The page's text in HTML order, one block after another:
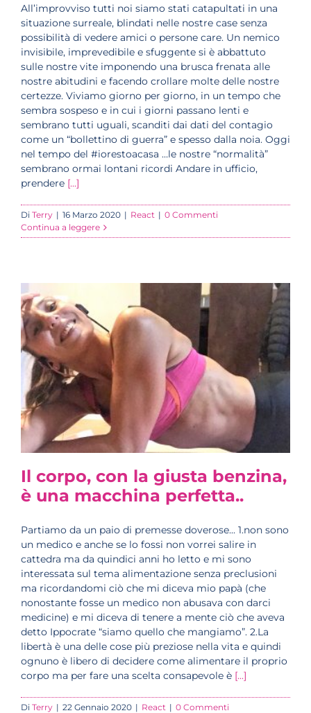
All’improvviso tutti noi siamo stati catapultati in una
situazione surreale, blindati nelle nostre case senza
possibilità di vedere amici o persone care. Un nemico
invisibile, imprevedibile e sfuggente si è abbattuto
sulle nostre vite imponendo una brusca frenata alle
nostre abitudini e facendo crollare molte delle nostre
certezze. Viviamo giorno per giorno, in un tempo che
sembra sospeso e in cui i giorni passano lenti e
sembrano tutti uguali, scanditi dai dati del contagio
come un “bollettino di guerra” e spesso dalla noia. Oggi
nel tempo del #iorestoacasa …le nostre “normalità”
sembrano ormai lontani ricordi Andare in ufficio,
prendere [...]
Di Terry | 16 Marzo 2020 | React | 0 Commenti
Continua a leggere
Il corpo, con la giusta benzina,
è una macchina perfetta..
Partiamo da un paio di premesse doverose... 1.non sono
un medico e anche se lo fossi non vorrei salire in
cattedra ma da quindici anni ho letto e mi sono
interessata sul tema alimentazione senza preclusioni
ma ricordandomi ciò che mi diceva mio papà (che
nonostante fosse un medico non abusava con darci
medicine) e mi diceva di tenere a mente ciò che aveva
detto Ippocrate “siamo quello che mangiamo”. 2.La
libertà è una delle cose più preziose nella vita e quindi
ognuno è libero di decidere come alimentare il proprio
corpo ma per fare una scelta consapevole è [...]
Di Terry | 22 Gennaio 2020 | React | 0 Commenti